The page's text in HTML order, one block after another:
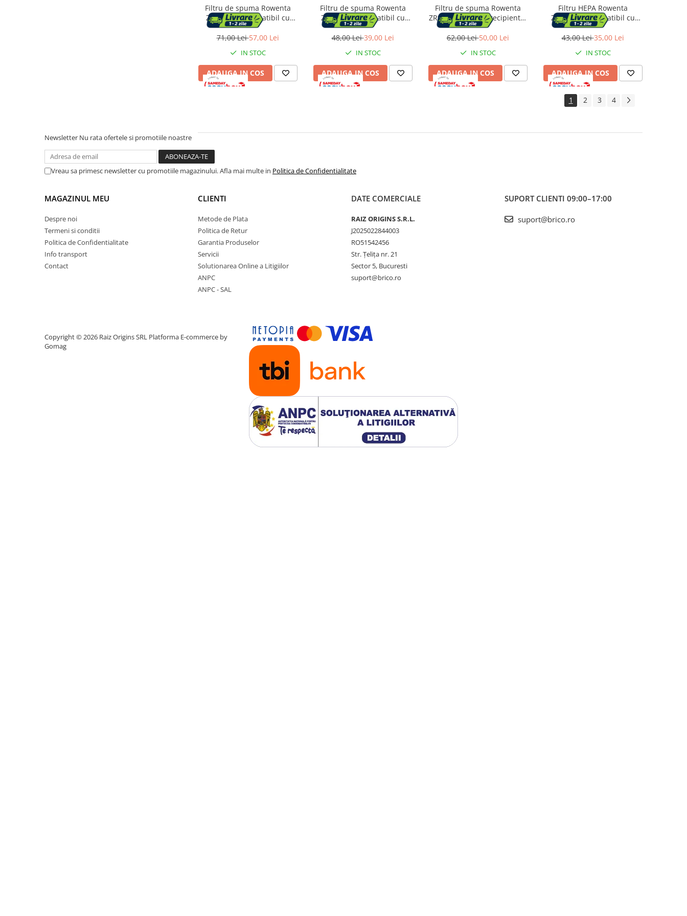
Dulapuri si rafturi depozitare
Mese bucatarie si living
Scaune bucatarie & living
Vase & ustensile pentru gatit
Tigai si seturi
Oale si cratite
Filtru de spuma Rowenta
ZR009006, compatibil cu
aspiratorul Rowenta X-Force
Flex 8.60 Aqua, seriile
71,00 Lei57,00 Lei
IN STOC
ADAUGA IN COS
Filtru de spuma Rowenta
ZR009007, compatibil cu
aspiratoarele Rowenta X-Force
Flex 11.60, 12.60, 14.60 si
RH98xx
48,00 Lei39,00 Lei
IN STOC
ADAUGA IN COS
Filtru de spuma Rowenta
ZR904401 pentru recipientul
de praf, compatibil cu
aspiratoarele Rowenta Air
62,00 Lei50,00 Lei
IN STOC
ADAUGA IN COS
Filtru HEPA Rowenta
ZR005201, compatibil cu
aspiratoarele verticale
Rowenta Air Force Light,
43,00 Lei35,00 Lei
IN STOC
ADAUGA IN COS
1 2 3 4
Newsletter Nu rata ofertele si promotiile noastre
Vreau sa primesc newsletter cu promotiile magazinului. Afla mai multe in Politica de Confidentialitate
MAGAZINUL MEU
Despre noi
Termeni si conditii
Politica de Confidentialitate
Info transport
Contact
CLIENTI
Metode de Plata
Politica de Retur
Garantia Produselor
Servicii
Solutionarea Online a Litigiilor
ANPC
ANPC - SAL
DATE COMERCIALE
RAIZ ORIGINS S.R.L.
J2025022844003
RO51542456
Str. Țelița nr. 21
Sector 5, Bucuresti
suport@brico.ro
SUPORT CLIENTI 09:00–17:00
suport@brico.ro
Copyright © 2026 Raiz Origins SRL Platforma E-commerce by
Gomag